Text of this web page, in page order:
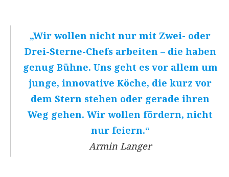
„Wir wollen nicht nur mit Zwei- oder
Drei-Sterne-Chefs arbeiten – die haben
genug Bühne. Uns geht es vor allem um
junge, innovative Köche, die kurz vor
dem Stern stehen oder gerade ihren
Weg gehen. Wir wollen fördern, nicht
nur feiern.“
Armin Langer